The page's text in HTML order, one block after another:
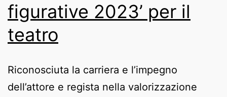
figurative 2023’ per il
teatro
Riconosciuta la carriera e l’impegno
dell’attore e regista nella valorizzazione